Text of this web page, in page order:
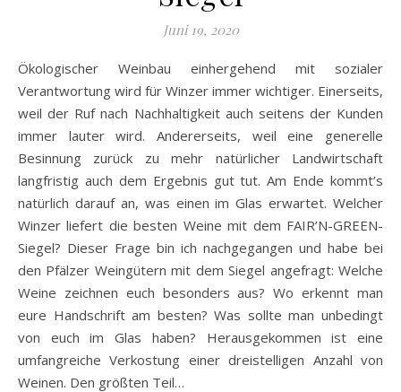
Juni 19, 2020
Ökologischer Weinbau einhergehend mit sozialer
Verantwortung wird für Winzer immer wichtiger. Einerseits,
weil der Ruf nach Nachhaltigkeit auch seitens der Kunden
immer lauter wird. Andererseits, weil eine generelle
Besinnung zurück zu mehr natürlicher Landwirtschaft
langfristig auch dem Ergebnis gut tut. Am Ende kommt’s
natürlich darauf an, was einen im Glas erwartet. Welcher
Winzer liefert die besten Weine mit dem FAIR’N-GREEN-
Siegel? Dieser Frage bin ich nachgegangen und habe bei
den Pfälzer Weingütern mit dem Siegel angefragt: Welche
Weine zeichnen euch besonders aus? Wo erkennt man
eure Handschrift am besten? Was sollte man unbedingt
von euch im Glas haben? Herausgekommen ist eine
umfangreiche Verkostung einer dreistelligen Anzahl von
Weinen. Den größten Teil…